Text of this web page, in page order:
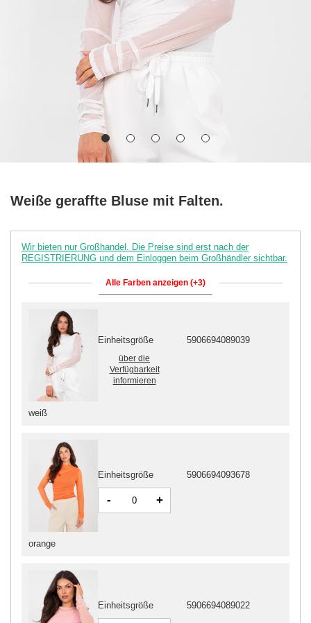
Weiße geraffte Bluse mit Falten.
Wir bieten nur Großhandel. Die Preise sind erst nach der
REGISTRIERUNG und dem Einloggen beim Großhändler sichtbar.
Alle Farben anzeigen (+3)
orange
Einheitsgröße 5906694093678
- +
Einheitsgröße 5906694089022
weiß
Einheitsgröße 5906694089039
über die
Verfügbarkeit
informieren